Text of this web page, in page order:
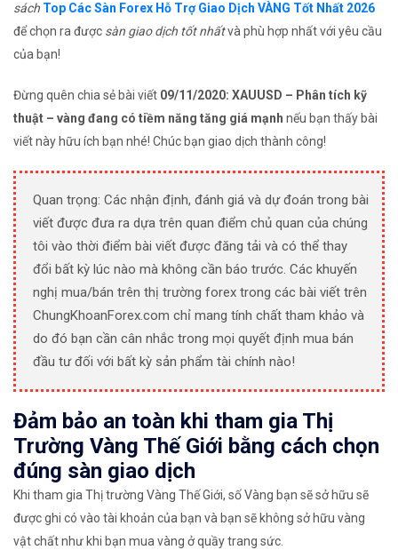
sách Top Các Sàn Forex Hỗ Trợ Giao Dịch VÀNG Tốt Nhất 2026
để chọn ra được sàn giao dịch tốt nhấtvà phù hợp nhất với yêu cầu
của bạn!
Đừng quên chia sẻ bài viết 09/11/2020: XAUUSD – Phân tích kỹ
thuật – vàng đang có tiềm năng tăng giá mạnh nếu bạn thấy bài
viết này hữu ích bạn nhé! Chúc bạn giao dịch thành công!
Quan trọng: Các nhận định, đánh giá và dự đoán trong bài
viết được đưa ra dựa trên quan điểm chủ quan của chúng
tôi vào thời điểm bài viết được đăng tải và có thể thay
đổi bất kỳ lúc nào mà không cần báo trước. Các khuyến
nghị mua/bán trên thị trường forex trong các bài viết trên
ChungKhoanForex.com chỉ mang tính chất tham khảo và
do đó bạn cần cân nhắc trong mọi quyết định mua bán
đầu tư đối với bất kỳ sản phẩm tài chính nào!
Đảm bảo an toàn khi tham gia Thị
Trường Vàng Thế Giới bằng cách chọn
đúng sàn giao dịch
Khi tham gia Thị trường Vàng Thế Giới, số Vàng bạn sẽ sở hữu sẽ
được ghi có vào tài khoản của bạn và bạn sẽ không sở hữu vàng
vật chất như khi bạn mua vàng ở quầy trang sức.